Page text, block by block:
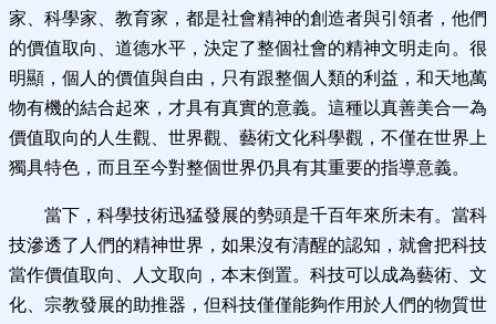
家、科學家、教育家，都是社會精神的創造者與引領者，他們
的價值取向、道德水平，決定了整個社會的精神文明走向。很
明顯，個人的價值與自由，只有跟整個人類的利益，和天地萬
物有機的結合起來，才具有真實的意義。這種以真善美合一為
價值取向的人生觀、世界觀、藝術文化科學觀，不僅在世界上
獨具特色，而且至今對整個世界仍具有其重要的指導意義。
當下，科學技術迅猛發展的勢頭是千百年來所未有。當科
技滲透了人們的精神世界，如果沒有清醒的認知，就會把科技
當作價值取向、人文取向，本末倒置。科技可以成為藝術、文
化、宗教發展的助推器，但科技僅僅能夠作用於人們的物質世